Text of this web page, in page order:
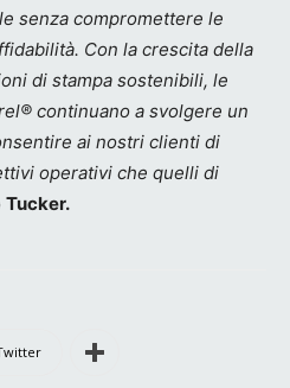
senza compromettere le
Con la crescita della
di stampa sostenibili, le
continuano a svolgere un
ai nostri clienti di
operativi che quelli di
Tucker.